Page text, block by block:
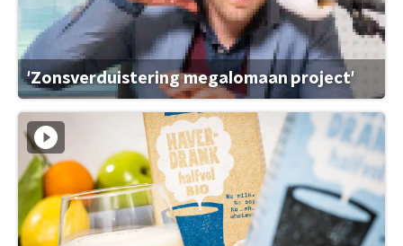
'Zonsverduistering megalomaan project'